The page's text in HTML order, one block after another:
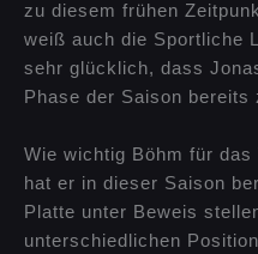
zu diesem frühen
weiß auch die Sportliche
sehr glücklich, dass
Phase der Saison bereits
Wie wichtig Böhm für
hat er in dieser Saison
Platte unter Beweis
unterschiedlichen